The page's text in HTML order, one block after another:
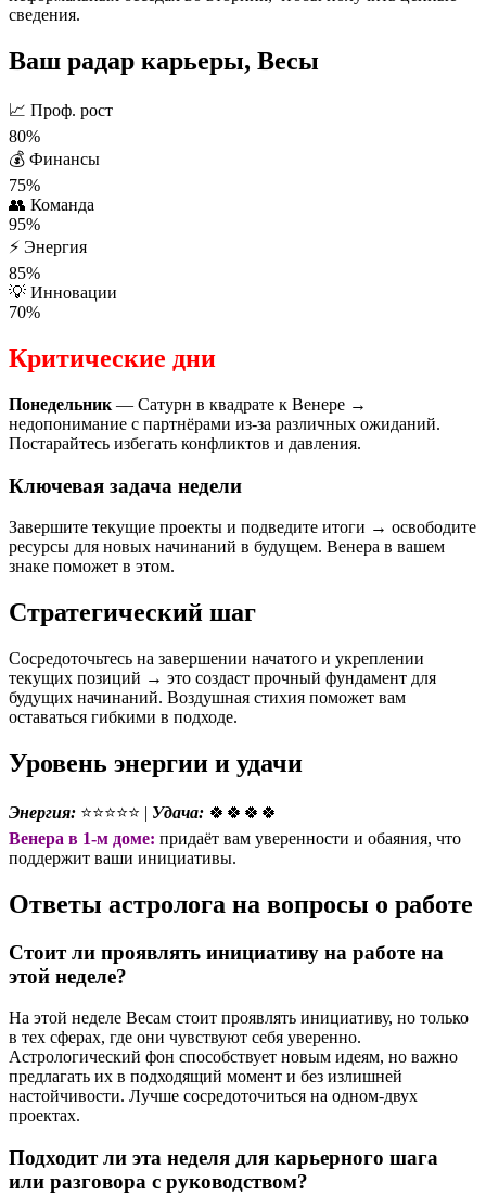
сведения.
Ваш радар карьеры, Весы
📈 Проф. рост
80%
💰 Финансы
75%
👥 Команда
95%
⚡ Энергия
85%
💡 Инновации
70%
Критические дни
Понедельник — Сатурн в квадрате к Венере →
недопонимание с партнёрами из-за различных ожиданий.
Постарайтесь избегать конфликтов и давления.
Ключевая задача недели
Завершите текущие проекты и подведите итоги → освободите
ресурсы для новых начинаний в будущем. Венера в вашем
знаке поможет в этом.
Стратегический шаг
Сосредоточьтесь на завершении начатого и укреплении
текущих позиций → это создаст прочный фундамент для
будущих начинаний. Воздушная стихия поможет вам
оставаться гибкими в подходе.
Уровень энергии и удачи
Энергия: ⭐⭐⭐⭐⭐ | Удача: 🍀🍀🍀🍀
Венера в 1-м доме: придаёт вам уверенности и обаяния, что
поддержит ваши инициативы.
Ответы астролога на вопросы о работе
Стоит ли проявлять инициативу на работе на
этой неделе?
На этой неделе Весам стоит проявлять инициативу, но только
в тех сферах, где они чувствуют себя уверенно.
Астрологический фон способствует новым идеям, но важно
предлагать их в подходящий момент и без излишней
настойчивости. Лучше сосредоточиться на одном-двух
проектах.
Подходит ли эта неделя для карьерного шага
или разговора с руководством?